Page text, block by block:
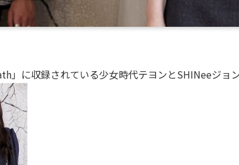
」に収録されている少女時代テヨンとSHINeeジョ